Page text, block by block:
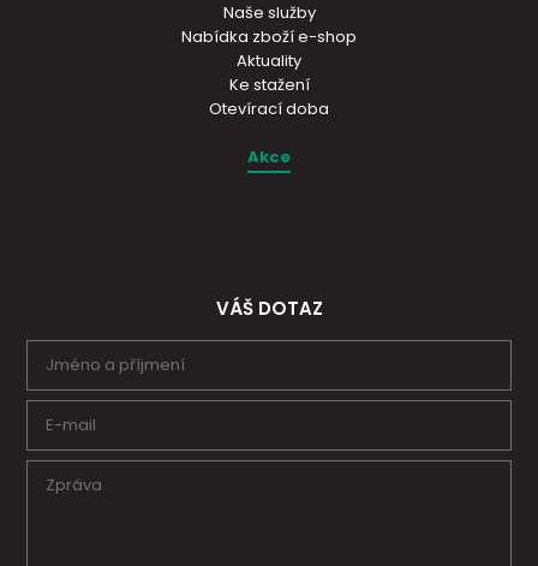
Naše služby
Nabídka zboží e-shop
Aktuality
Ke stažení
Otevírací doba
Akce
VÁŠ DOTAZ